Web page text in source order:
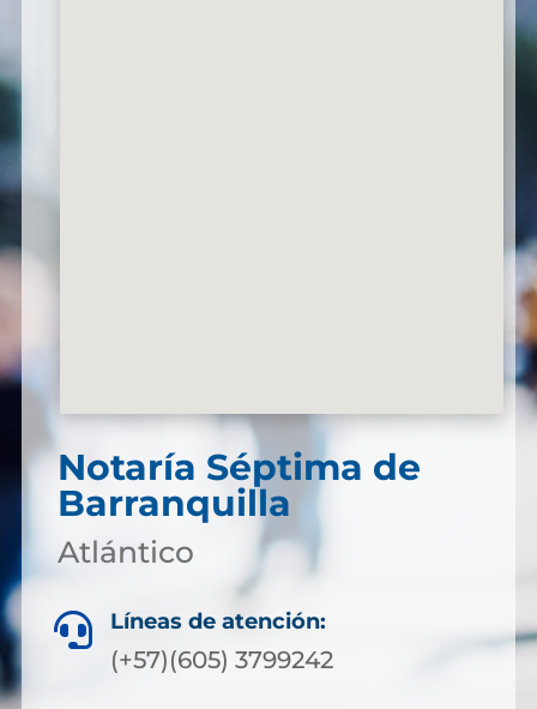
Notaría Séptima de
Barranquilla
Atlántico
 Líneas de atención:
(+57)(605) 3799242